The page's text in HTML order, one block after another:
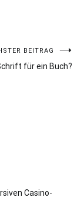
BEITRAG
für ein Buch?
Casino-